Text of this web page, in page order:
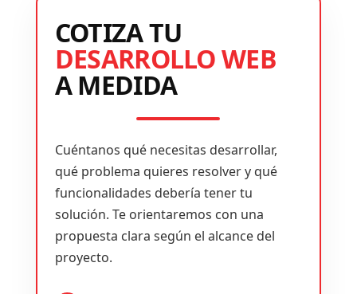
COTIZA TU
DESARROLLO WEB
A MEDIDA
Cuéntanos qué necesitas desarrollar,
qué problema quieres resolver y qué
funcionalidades debería tener tu
solución. Te orientaremos con una
propuesta clara según el alcance del
proyecto.